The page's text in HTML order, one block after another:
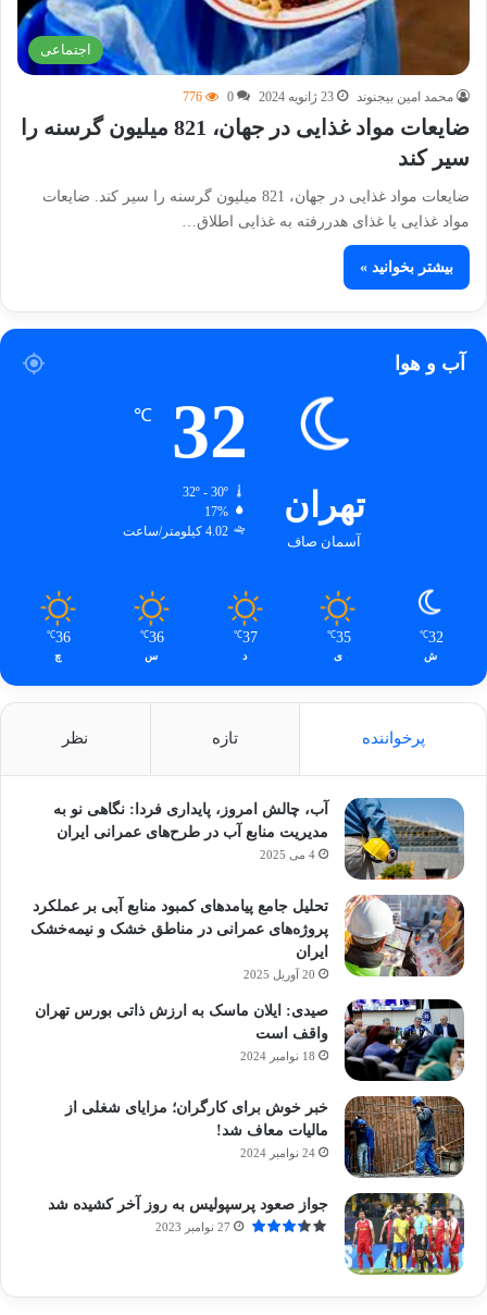
اجتماعی
محمد امین بیجنوند 23 ژانویه 2024 0
776
ضایعات مواد غذایی در جهان، 821 میلیون گرسنه را
سیر کند
ضایعات مواد غذایی در جهان، 821 میلیون گرسنه را سیر کند. ضایعات
مواد غذایی یا غذای هدررفته به غذایی اطلاق…
بیشتر بخوانید »
آب و هوا
تهران
آسمان صاف
32
℃
32º - 30º
17%
4.02 کیلومتر/ساعت
32
℃
ش
35
℃
ی
37
℃
د
36
℃
س
36
℃
چ
پرخواننده تازه نظر
آب، چالش امروز، پایداری فردا: نگاهی نو به
مدیریت منابع آب در طرح‌های عمرانی ایران
4 می 2025
تحلیل جامع پیامدهای کمبود منابع آبی بر عملکرد
پروژه‌های عمرانی در مناطق خشک و نیمه‌خشک
ایران
20 آوریل 2025
صیدی: ایلان ماسک به ارزش ذاتی بورس تهران
واقف است
18 نوامبر 2024
خبر خوش برای کارگران؛ مزایای شغلی از
مالیات معاف شد!
24 نوامبر 2024
جواز صعود پرسپولیس به روز آخر کشیده شد
27 نوامبر 2023